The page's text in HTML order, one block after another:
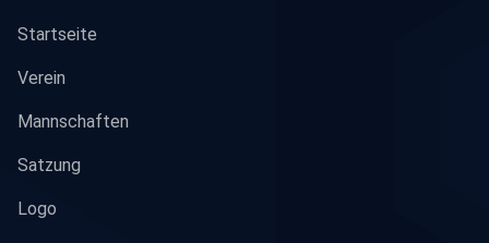
Startseite
Verein
Mannschaften
Satzung
Logo